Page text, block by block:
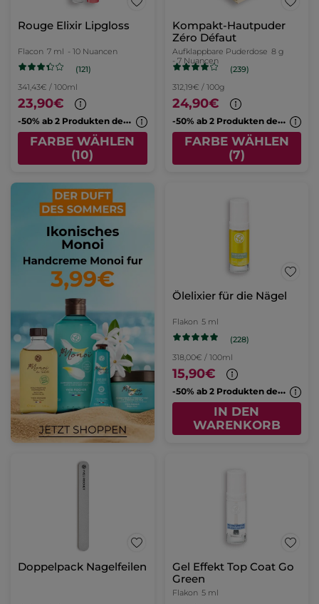
Rouge Elixir Lipgloss
Flacon 7 ml - 10 Nuancen
(121)
341,43€ / 100ml
23,90€
-
50% ab 2 Produkten deiner Wahl
FARBE WÄHLEN
(10)
Kompakt-Hautpuder
Zéro Défaut
Aufklappbare Puderdose 8 g
- 7 Nuancen
(239)
312,19€ / 100g
24,90€
-
50% ab 2 Produkten deiner Wahl
FARBE WÄHLEN
(7)
Ölelixier für die Nägel
Flakon 5 ml
(228)
318,00€ / 100ml
15,90€
-
50% ab 2 Produkten deiner Wahl
IN DEN
WARENKORB
Doppelpack Nagelfeilen
Gel Effekt Top Coat Go
Green
Flakon 5 ml